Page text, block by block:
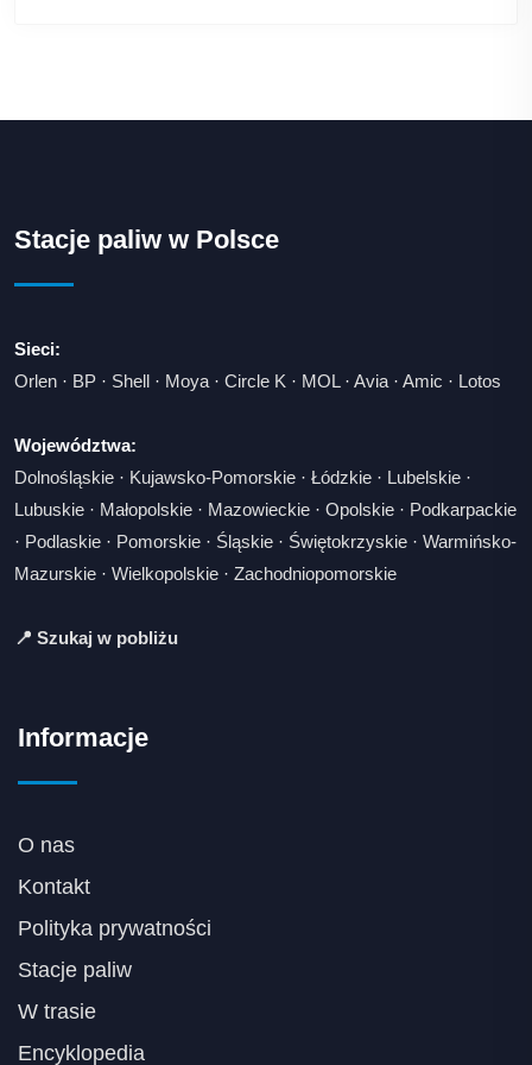
Stacje paliw w Polsce
Sieci:
Orlen · BP · Shell · Moya · Circle K · MOL· Avia · Amic · Lotos
Województwa:
Dolnośląskie · Kujawsko-Pomorskie · Łódzkie · Lubelskie ·
Lubuskie · Małopolskie · Mazowieckie · Opolskie · Podkarpackie
· Podlaskie · Pomorskie · Śląskie · Świętokrzyskie · Warmińsko-
Mazurskie · Wielkopolskie · Zachodniopomorskie
📍 Szukaj w pobliżu
Informacje
O nas
Kontakt
Polityka prywatności
Stacje paliw
W trasie
Encyklopedia